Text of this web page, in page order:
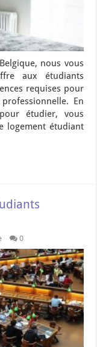
nous vous
aux étudiants
requises pour
En
étudier, vous
logement étudiant
0